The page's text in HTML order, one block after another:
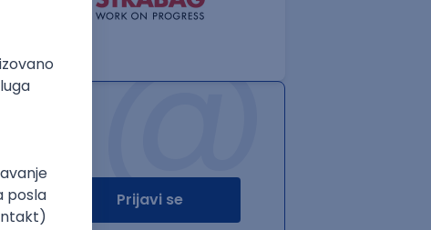
@
Prijavi se